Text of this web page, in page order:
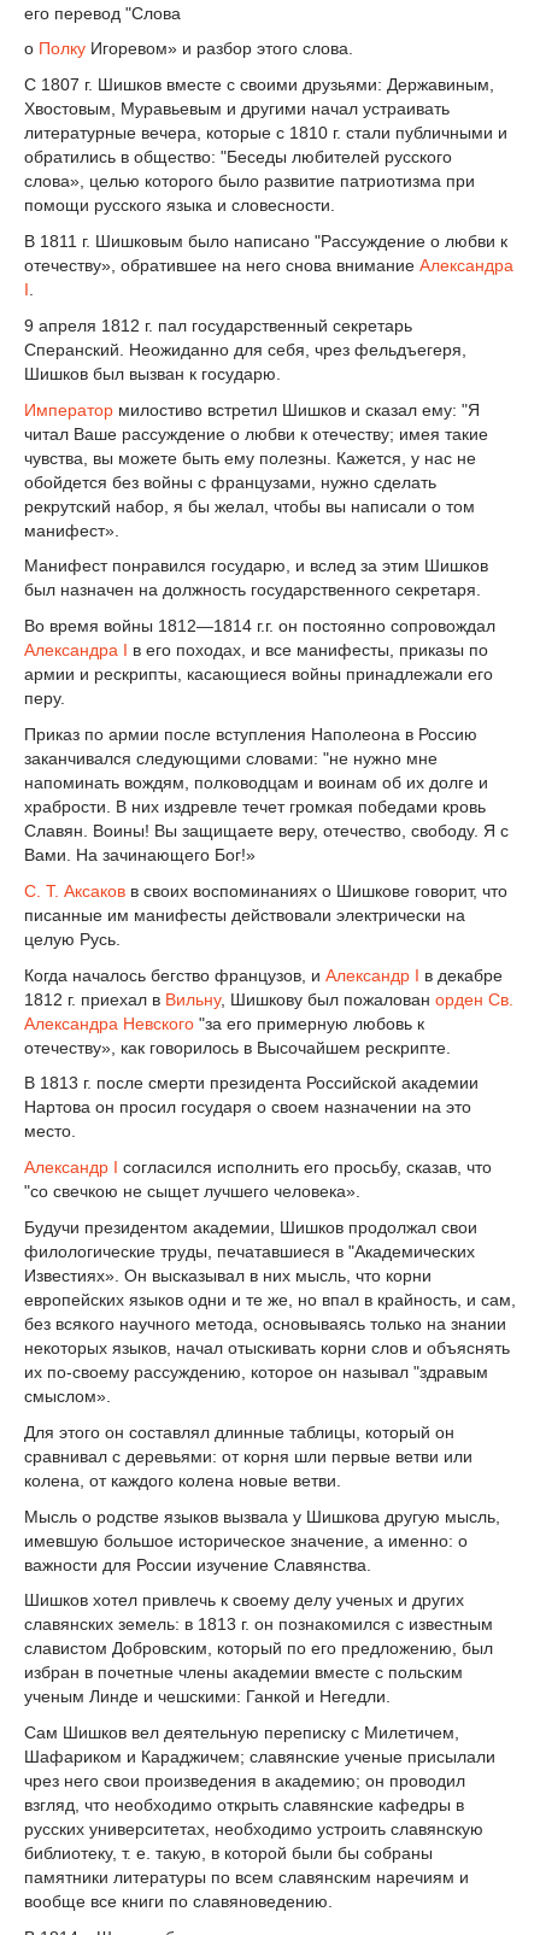
его перевод "Слова
о Полку Игоревом» и разбор этого слова.
С 1807 г. Шишков вместе с своими друзьями: Державиным,
Хвостовым, Муравьевым и другими начал устраивать
литературные вечера, которые с 1810 г. стали публичными и
обратились в общество: "Беседы любителей русского
слова», целью которого было развитие патриотизма при
помощи русского языка и словесности.
В 1811 г. Шишковым было написано "Рассуждение о любви к
отечеству», обратившее на него снова внимание Александра
I
9 апреля 1812 г. пал государственный секретарь
Сперанский. Неожиданно для себя, чрез фельдъегеря,
Шишков был вызван к государю.
Император милостиво встретил Шишков и сказал ему: "Я
читал Ваше рассуждение о любви к отечеству; имея такие
чувства, вы можете быть ему полезны. Кажется, у нас не
обойдется без войны с французами, нужно сделать
рекрутский набор, я бы желал, чтобы вы написали о том
манифест».
Манифест понравился государю, и вслед за этим Шишков
был назначен на должность государственного секретаря.
Во время войны 1812—1814 г.г. он постоянно сопровождал
Александра I в его походах, и все манифесты, приказы по
армии и рескрипты, касающиеся войны принадлежали его
перу.
Приказ по армии после вступления Наполеона в Россию
заканчивался следующими словами: "не нужно мне
напоминать вождям, полководцам и воинам об их долге и
храбрости. В них издревле течет громкая победами кровь
Славян. Воины! Вы защищаете веру, отечество, свободу. Я с
Вами. На зачинающего Бог!»
С. Т. Аксаков в своих воспоминаниях о Шишкове говорит, что
писанные им манифесты действовали электрически на
целую Русь.
Когда началось бегство французов, и Александр I в декабре
1812 г. приехал в Вильну, Шишкову был пожалован орден Св.
Александра Невского "за его примерную любовь к
отечеству», как говорилось в Высочайшем рескрипте.
В 1813 г. после смерти президента Российской академии
Нартова он просил государя о своем назначении на это
место.
Александр I согласился исполнить его просьбу, сказав, что
"со свечкою не сыщет лучшего человека».
Будучи президентом академии, Шишков продолжал свои
филологические труды, печатавшиеся в "Академических
Известиях». Он высказывал в них мысль, что корни
европейских языков одни и те же, но впал в крайность, и сам,
без всякого научного метода, основываясь только на знании
некоторых языков, начал отыскивать корни слов и объяснять
их по-своему рассуждению, которое он называл "здравым
смыслом».
Для этого он составлял длинные таблицы, который он
сравнивал с деревьями: от корня шли первые ветви или
колена, от каждого колена новые ветви.
Мысль о родстве языков вызвала у Шишкова другую мысль,
имевшую большое историческое значение, а именно: о
важности для России изучение Славянства.
Шишков хотел привлечь к своему делу ученых и других
славянских земель: в 1813 г. он познакомился с известным
славистом Добровским, который по его предложению, был
избран в почетные члены академии вместе с польским
ученым Линде и чешскими: Ганкой и Негедли.
Сам Шишков вел деятельную переписку с Милетичем,
Шафариком и Караджичем; славянские ученые присылали
чрез него свои произведения в академию; он проводил
взгляд, что необходимо открыть славянские кафедры в
русских университетах, необходимо устроить славянскую
библиотеку, т. е. такую, в которой были бы собраны
памятники литературы по всем славянским наречиям и
вообще все книги по славяноведению.